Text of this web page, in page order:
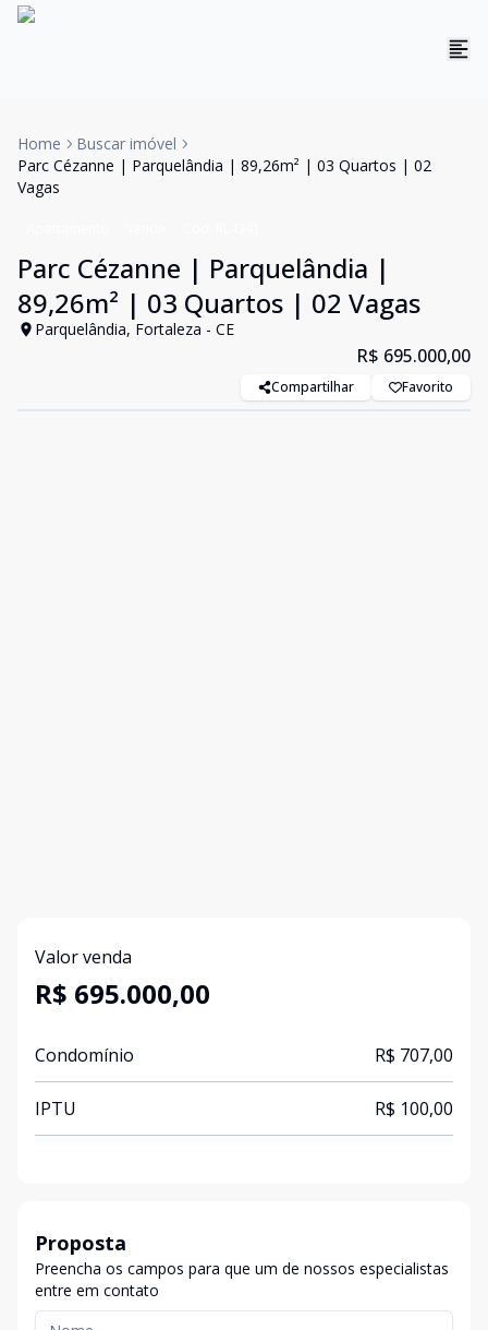
Home
Buscar imóvel
Parc Cézanne | Parquelândia | 89,26m² | 03 Quartos | 02
Vagas
Parc Cézanne | Parquelândia |
89,26m² | 03 Quartos | 02 Vagas
Parquelândia, Fortaleza - CE
R$ 695.000,00
Compartilhar Favorito
Valor venda
R$ 695.000,00
Condomínio R$ 707,00
IPTU R$ 100,00
Proposta
Preencha os campos para que um de nossos especialistas
entre em contato